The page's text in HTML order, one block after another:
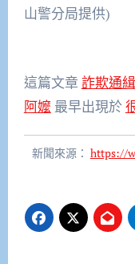
山警分局提供)
這篇文章 詐欺通
阿嬤最早出現於
新聞來源： https://